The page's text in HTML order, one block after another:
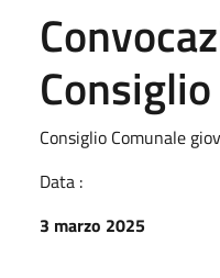
Consiglio Comunale
Data :
3 marzo 2025